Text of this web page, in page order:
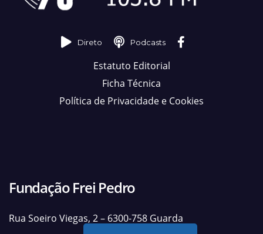
Direto Podcasts
Estatuto Editorial
Ficha Técnica
Política de Privacidade e Cookies
Fundação Frei Pedro
Rua Soeiro Viegas, 2 – 6300-758 Guarda